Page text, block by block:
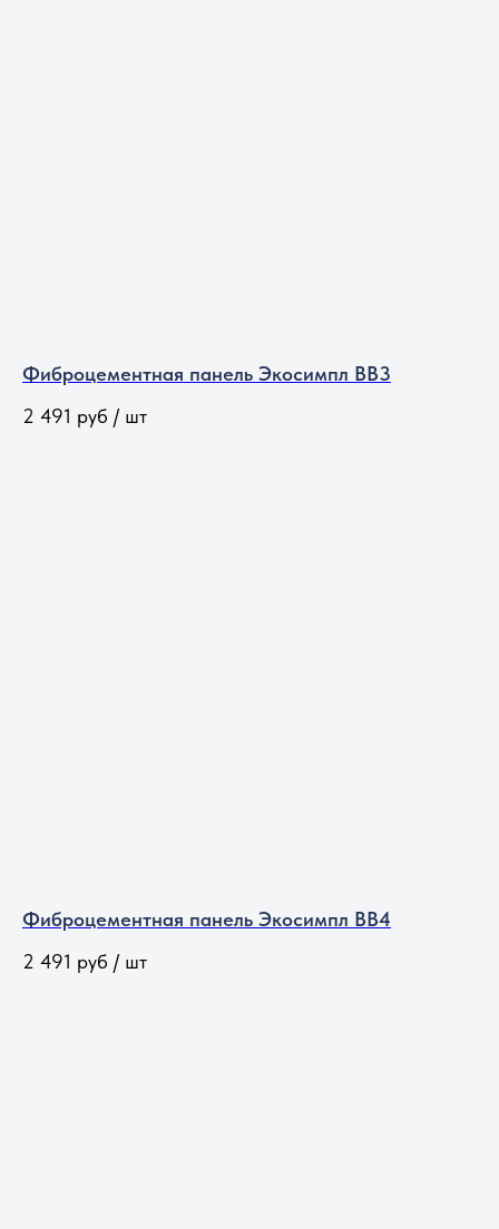
Фиброцементная панель Экосимпл BB3
2 491 руб / шт
Фиброцементная панель Экосимпл BB4
2 491 руб / шт